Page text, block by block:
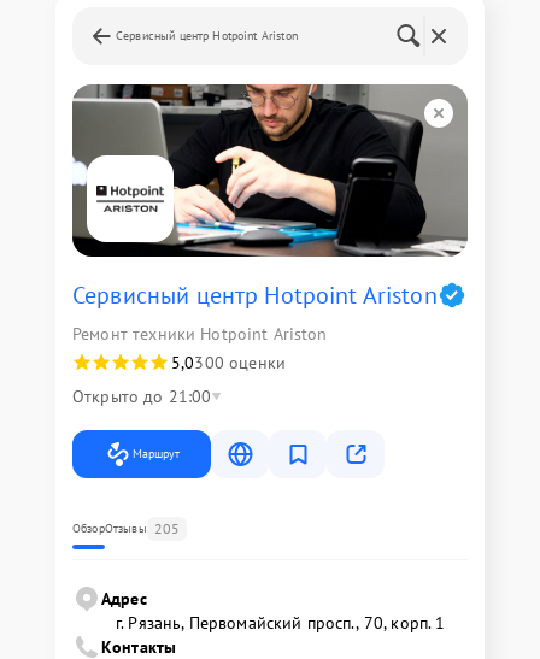
Сервисный центр Hotpoint Ariston
Сервисный центр Hotpoint Ariston
Ремонт техники Hotpoint Ariston
5,0300 оценки
Открыто до 21:00
Маршрут
ОбзорОтзывы 205
Адрес
г. Рязань, Первомайский просп., 70, корп. 1
Контакты